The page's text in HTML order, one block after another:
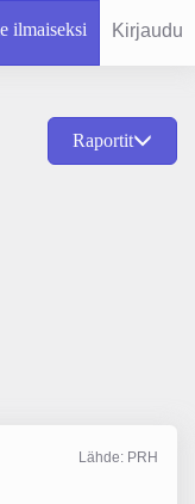
ilmaiseksi Kirjaudu
Raportit
Lähde: PRH